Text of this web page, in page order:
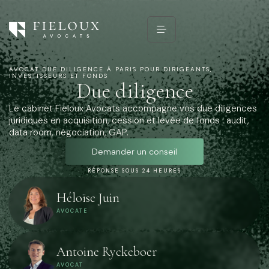
AVOCAT DUE DILIGENCE À PARIS POUR DIRIGEANTS,
INVESTISSEURS ET FONDS
Due diligence
Le cabinet Fieloux Avocats accompagne vos due diligences
juridiques en acquisition, cession et levée de fonds : audit,
data room, négociation, GAP.
Demander un conseil
RÉPONSE SOUS 24 HEURES
Héloïse Juin
AVOCATE
Antoine Ryckeboer
AVOCAT